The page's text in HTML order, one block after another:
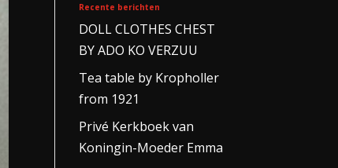
Recente berichten
DOLL CLOTHES CHEST
BY ADO KO VERZUU
Tea table by Kropholler
from 1921
Privé Kerkboek van
Koningin-Moeder Emma